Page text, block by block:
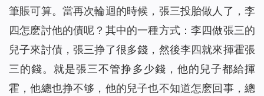
筆賬可算。當再次輪迴的時候，張三投胎做人了，李
四怎麽討他的債呢？其中的一種方式：李四做張三的
兒子來討債，張三挣了很多錢，然後李四就來揮霍張
三的錢。就是張三不管挣多少錢，他的兒子都給揮
霍，他總也挣不够，他的兒子也不知道怎麽回事，總